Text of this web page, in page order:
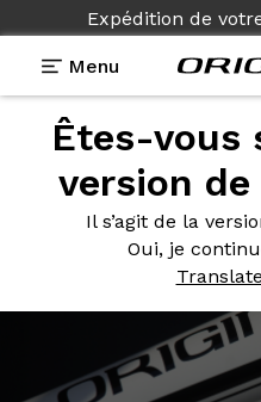
Expédition de
Menu
Êtes-vous
version
Il s’agit de la
Oui, je
Photos> Zoom Axxome
Zoom Axxome